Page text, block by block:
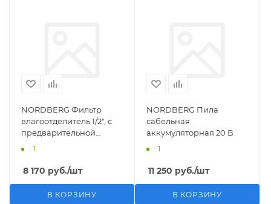
NORDBERG Фильтр
влагоотделитель 1/2", с
предварительной
фильтрацией
: 1
8 170 руб./шт
В КОРЗИНУ
NORDBERG Пила
сабельная
аккумуляторная 20 В
: 1
11 250 руб./шт
В КОРЗИНУ